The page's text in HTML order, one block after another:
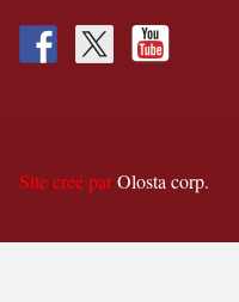
Site créé parOlosta corp.